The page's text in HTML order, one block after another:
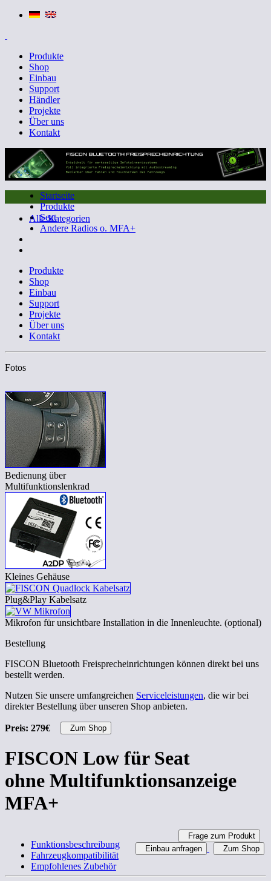
Produkte
Shop
Einbau
Support
Händler
Projekte
Über uns
Kontakt
Startseite
Produkte
Seat
Andere Radios o. MFA+
Alle Kategorien
Produkte
Shop
Einbau
Support
Projekte
Über uns
Kontakt
Fotos
Bedienung über
Multifunktionslenkrad
Kleines Gehäuse
Plug&Play Kabelsatz
Mikrofon für unsichtbare Installation in die Innenleuchte. (optional)
Bestellung
FISCON Bluetooth Freisprecheinrichtungen können direkt bei uns
bestellt werden.
Nutzen Sie unsere umfangreichen Serviceleistungen, die wir bei
direkter Bestellung über unseren Shop anbieten.
Preis: 279€ Zum Shop
FISCON Low für Seat
ohne Multifunktionsanzeige
MFA+
Funktionsbeschreibung
Fahrzeugkompatibilität
Empfohlenes Zubehör
Frage zum Produkt
Einbau anfragen
Zum Shop